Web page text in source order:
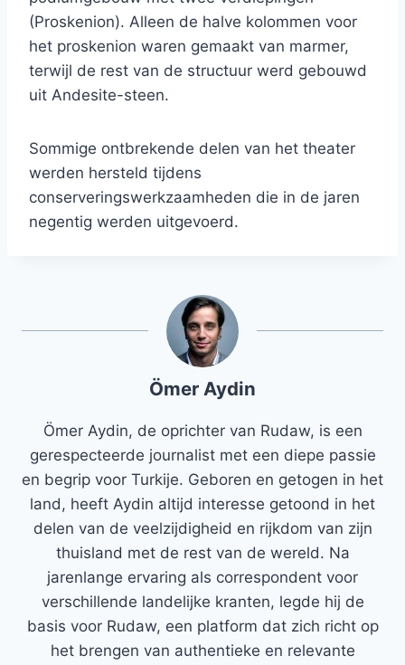
(Proskenion). Alleen de halve kolommen voor
het proskenion waren gemaakt van marmer,
terwijl de rest van de structuur werd gebouwd
uit Andesite-steen.
Sommige ontbrekende delen van het theater
werden hersteld tijdens
conserveringswerkzaamheden die in de jaren
negentig werden uitgevoerd.
Ömer Aydin
Ömer Aydin, de oprichter van Rudaw, is een
gerespecteerde journalist met een diepe passie
en begrip voor Turkije. Geboren en getogen in het
land, heeft Aydin altijd interesse getoond in het
delen van de veelzijdigheid en rijkdom van zijn
thuisland met de rest van de wereld. Na
jarenlange ervaring als correspondent voor
verschillende landelijke kranten, legde hij de
basis voor Rudaw, een platform dat zich richt op
het brengen van authentieke en relevante